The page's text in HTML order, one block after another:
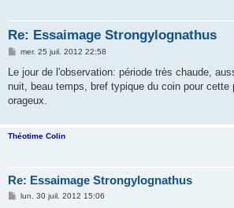
Re: Essaimage Strongylognathus
M
s
a
g
mer. 25 juil. 2012 22:58
Le jour de l'observation: période très chaude,
nuit, beau temps, bref typique du coin pour cette
orageux.
Théotime Colin
Re: Essaimage Strongylognathus
Mlun. 30 juil. 2012 15:06